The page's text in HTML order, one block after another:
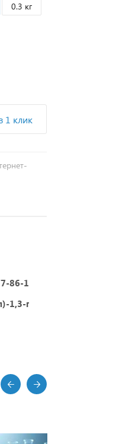
0.3 кг
1 клик
86-1
1,3-пропандиол; Трис-